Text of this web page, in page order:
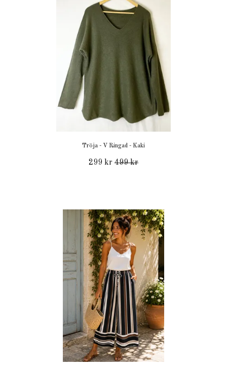
Tröja - V Ringad - Kaki
299 kr 499 kr